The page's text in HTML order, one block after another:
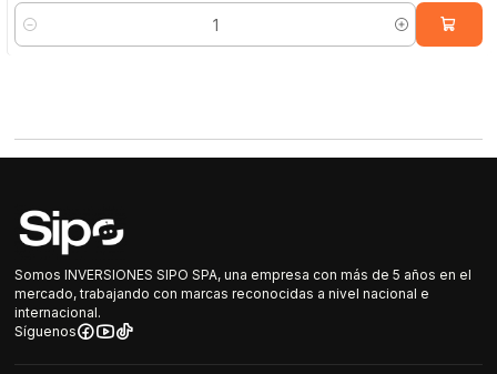
Cantidad
Somos INVERSIONES SIPO SPA, una empresa con más de 5 años en el
mercado, trabajando con marcas reconocidas a nivel nacional e
internacional.
Síguenos